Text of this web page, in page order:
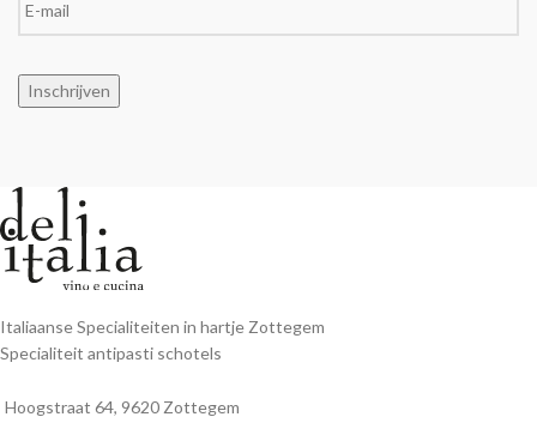
Inschrijven
Italiaanse Specialiteiten in hartje Zottegem
Specialiteit antipasti schotels
Hoogstraat 64, 9620 Zottegem